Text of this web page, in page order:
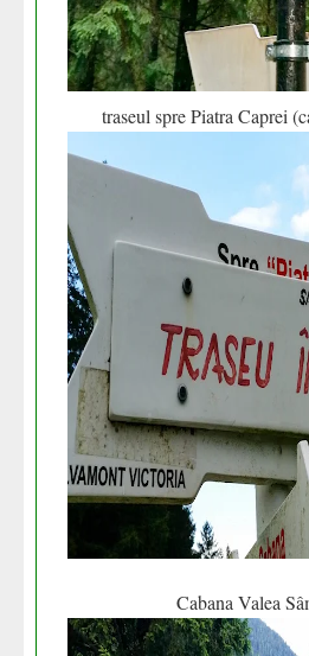
traseul spre Piatra Caprei
Cabana Valea